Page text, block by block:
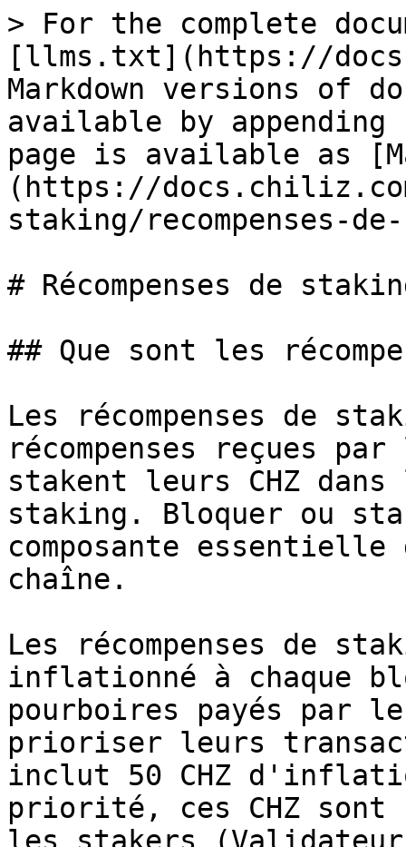
> For the complete
[llms.txt](https://
Markdown versions of
available by
page is available as
(https://
staking/recompenses-
# Récompenses de
## Que sont les
Les récompenses de
récompenses reçues
stakent leurs CHZ
staking. Bloquer ou
composante
chaîne.
Les récompenses de
inflationné à chaque
pourboires payés par
prioriser leurs
inclut 50 CHZ
priorité, ces CHZ sont